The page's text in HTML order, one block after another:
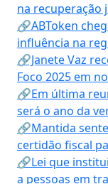
na recuperação
🔗ABToken
influência na
🔗Janete Vaz
Foco 2025 em
🔗Em última
será o ano da
🔗Mantida
certidão fiscal
🔗Lei que
a pessoas em